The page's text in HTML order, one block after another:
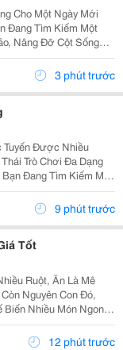
Cho Một Ngày Mới
Đang Tìm Kiếm Một
Nâng Đỡ Cột Sống
Chục Năm, Nệm
Lệ Vàng&Rdquo;
3 phút trước
Tuyến Được Nhiều
Trò Chơi Đa Dạng
Đang Tìm Kiếm Một
Tên Đáng Để Khám
9 phút trước
Tốt
Ruột, Ăn Là Mê
Nguyên Con Đó,
Biến Nhiều Món Ngon
Loại 1:
**80K/Kg &Ndash; 3-6...
12 phút trước